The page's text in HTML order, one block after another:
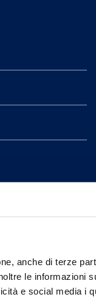
anche di terze
le informazioni
e social media i